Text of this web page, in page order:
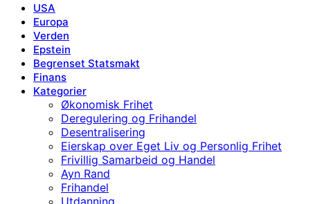
USA
Europa
Verden
Epstein
Begrenset Statsmakt
Finans
Kategorier
Økonomisk Frihet
Deregulering og Frihandel
Desentralisering
Eierskap over Eget Liv og Personlig Frihet
Frivillig Samarbeid og Handel
Ayn Rand
Frihandel
Utdanning